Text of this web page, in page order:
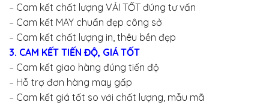
– Cam kết chất lượng VẢI TỐT đúng tư vấn
– Cam kết MAY chuẩn đẹp công sở
– Cam kết chất lượng in, thêu bền đẹp
3. CAM KẾT TIẾN ĐỘ, GIÁ TỐT
– Cam kết giao hàng đúng tiến độ
– Hỗ trợ đơn hàng may gấp
– Cam kết giá tốt so với chất lượng, mẫu mã